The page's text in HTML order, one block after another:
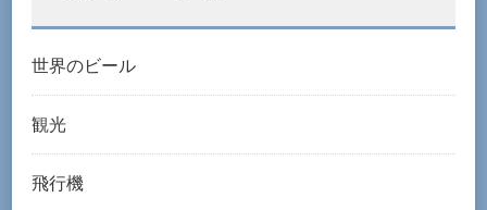
世界のビール
観光
飛行機